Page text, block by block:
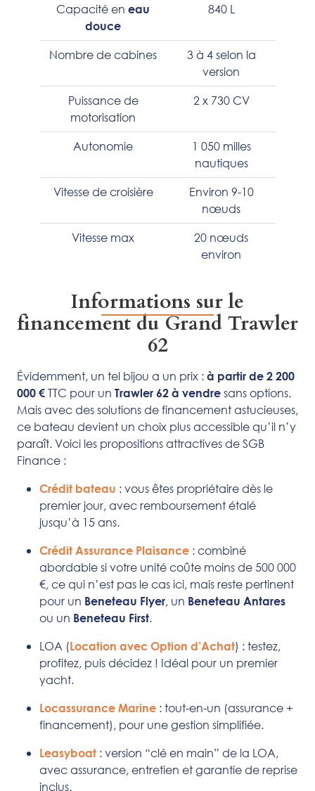
Capacité en eau
douce
840 L
Nombre de cabines
3 à 4 selon la
version
Puissance de
motorisation
2 x 730 CV
Autonomie
1 050 milles
nautiques
Vitesse de croisière
Environ 9-10
nœuds
Vitesse max
20 nœuds
environ
​Informations sur le
financement du Grand Trawler
62
Évidemment, un tel bijou a un prix : à partir de 2 200
000 € TTC pour un Trawler 62 à vendre sans options.
Mais avec des solutions de financement astucieuses,
ce bateau devient un choix plus accessible qu’il n’y
paraît. Voici les propositions attractives de SGB
Finance :
Crédit bateau : vous êtes propriétaire dès le
premier jour, avec remboursement étalé
jusqu’à 15 ans.
Crédit Assurance Plaisance : combiné
abordable si votre unité coûte moins de 500 000
€, ce qui n’est pas le cas ici, mais reste pertinent
pour un Beneteau Flyer, un Beneteau Antares
ou un Beneteau First.
LOA (Location avec Option d’Achat) : testez,
profitez, puis décidez ! Idéal pour un premier
yacht.
Locassurance Marine : tout-en-un (assurance +
financement), pour une gestion simplifiée.
Leasyboat : version “clé en main” de la LOA,
avec assurance, entretien et garantie de reprise
inclus.